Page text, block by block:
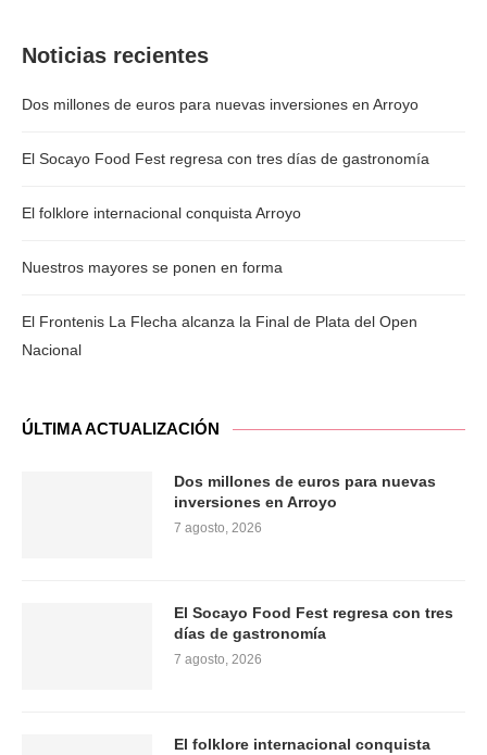
Noticias recientes
Dos millones de euros para nuevas inversiones en Arroyo
El Socayo Food Fest regresa con tres días de gastronomía
El folklore internacional conquista Arroyo
Nuestros mayores se ponen en forma
El Frontenis La Flecha alcanza la Final de Plata del Open
Nacional
ÚLTIMA ACTUALIZACIÓN
Dos millones de euros para nuevas
inversiones en Arroyo
7 agosto, 2026
El Socayo Food Fest regresa con tres
días de gastronomía
7 agosto, 2026
El folklore internacional conquista